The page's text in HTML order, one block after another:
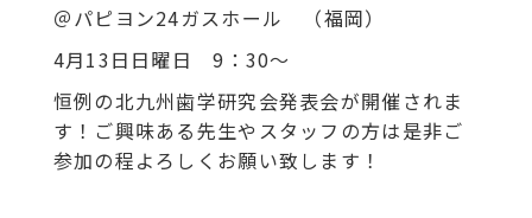
＠パピヨン24ガスホール （福岡）
4月13日日曜日 9：30～
恒例の北九州歯学研究会発表会が開催されま
す！ご興味ある先生やスタッフの方は是非ご
参加の程よろしくお願い致します！